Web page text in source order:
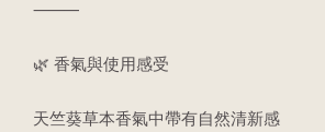
⸻
🌿 香氣與使用感受
天竺葵草本香氣中帶有自然清新感